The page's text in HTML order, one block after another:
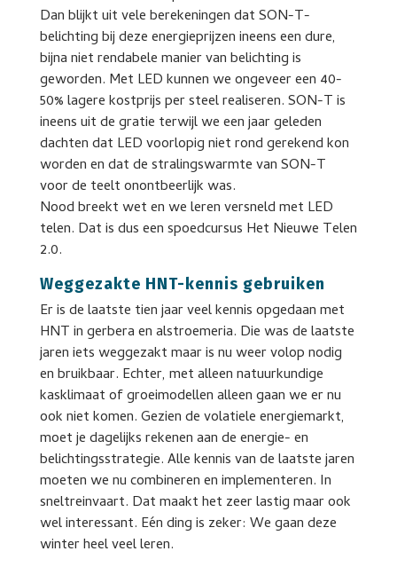
Dan blijkt uit vele berekeningen dat SON-T-
belichting bij deze energieprijzen ineens een dure,
bijna niet rendabele manier van belichting is
geworden. Met LED kunnen we ongeveer een 40-
50% lagere kostprijs per steel realiseren. SON-T is
ineens uit de gratie terwijl we een jaar geleden
dachten dat LED voorlopig niet rond gerekend kon
worden en dat de stralingswarmte van SON-T
voor de teelt onontbeerlijk was.
Nood breekt wet en we leren versneld met LED
telen. Dat is dus een spoedcursus Het Nieuwe Telen
2.0.
Weggezakte HNT-kennis gebruiken
Er is de laatste tien jaar veel kennis opgedaan met
HNT in gerbera en alstroemeria. Die was de laatste
jaren iets weggezakt maar is nu weer volop nodig
en bruikbaar. Echter, met alleen natuurkundige
kasklimaat of groeimodellen alleen gaan we er nu
ook niet komen. Gezien de volatiele energiemarkt,
moet je dagelijks rekenen aan de energie- en
belichtingsstrategie. Alle kennis van de laatste jaren
moeten we nu combineren en implementeren. In
sneltreinvaart. Dat maakt het zeer lastig maar ook
wel interessant. Eén ding is zeker: We gaan deze
winter heel veel leren.